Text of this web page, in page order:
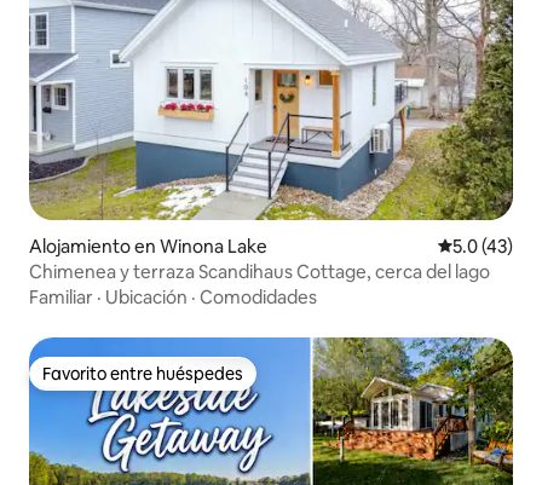
Alojamiento en Winona Lake Calificación
5.0 (43)
Chimenea y terraza Scandihaus Cottage, cerca del lago
Familiar · Ubicación · Comodidades
Favorito entre huéspedes
Favorito entre huéspedes